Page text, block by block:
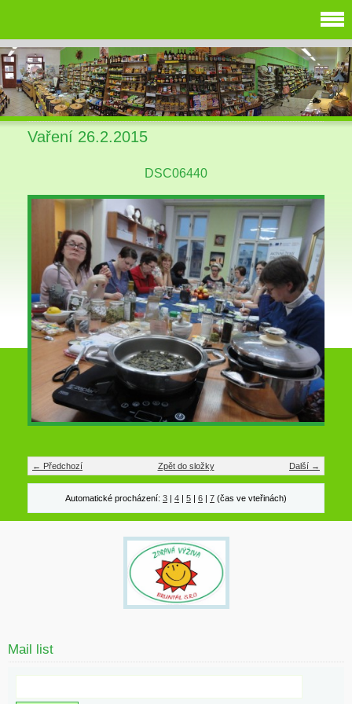
Vaření 26.2.2015
DSC06440
← Předchozí Další →
Zpět do složky
Automatické procházení: 3 | 4 | 5 | 6 | 7 (čas ve vteřinách)
Mail list